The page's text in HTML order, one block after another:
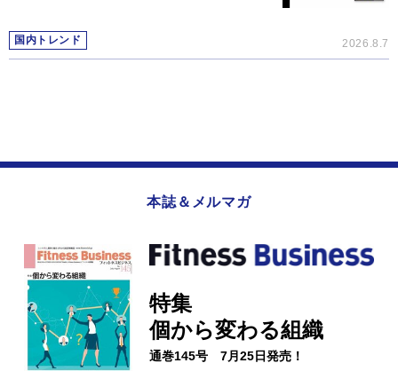
国内トレンド 2026.8.7
本誌＆メルマガ
特集
個から変わる組織
通巻145号 7月25日発売！